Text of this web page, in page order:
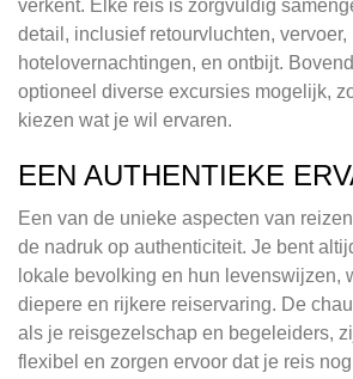
verkent. Elke reis is zorgvuldig
detail, inclusief retourvluchten, vervoer,
hotelovernachtingen, en ontbijt.
optioneel diverse excursies mogelijk,
kiezen wat je wil ervaren.
EEN AUTHENTIEKE
Een van de unieke aspecten van
de nadruk op authenticiteit. Je bent
lokale bevolking en hun levenswijzen,
diepere en rijkere reiservaring. De
als je reisgezelschap en begeleiders,
flexibel en zorgen ervoor dat je reis